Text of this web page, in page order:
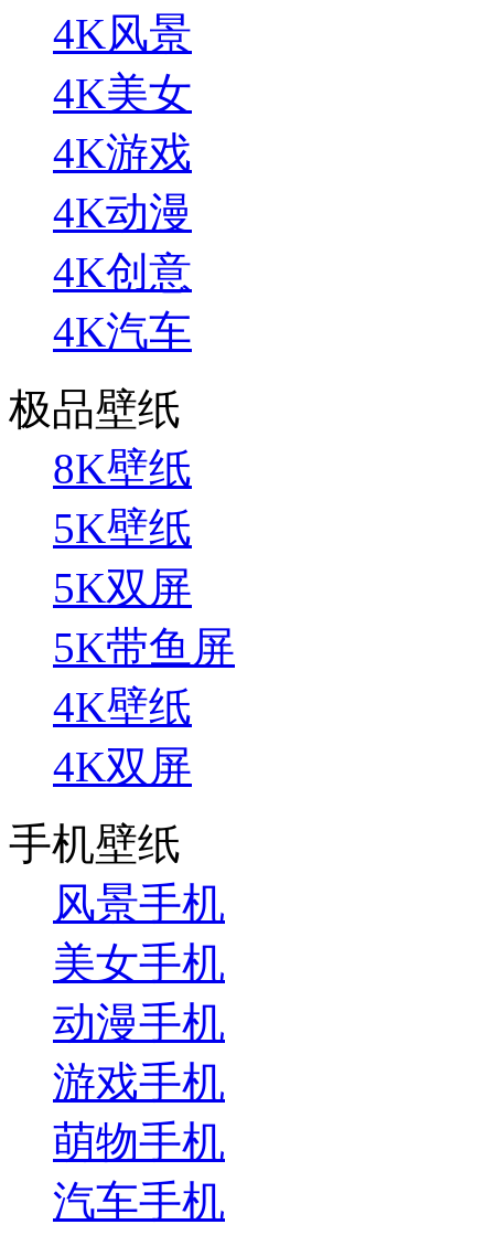
4K风景
4K美女
4K游戏
4K动漫
4K创意
4K汽车
极品壁纸
8K壁纸
5K壁纸
5K双屏
5K带鱼屏
4K壁纸
4K双屏
手机壁纸
风景手机
美女手机
动漫手机
游戏手机
萌物手机
汽车手机